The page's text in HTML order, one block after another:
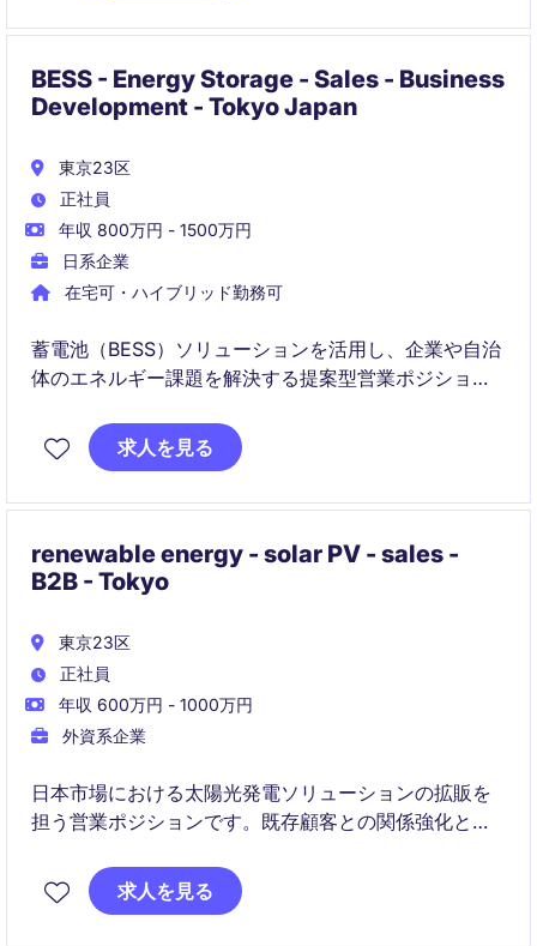
BESS - Energy Storage - Sales - Business
Development - Tokyo Japan
東京23区
正社員
年収 800万円 - 1500万円
日系企業
在宅可・ハイブリッド勤務可
蓄電池（BESS）ソリューションを活用し、企業や自治
体のエネルギー課題を解決する提案型営業ポジション
拡大の中心メンバーとして活躍いただきます。
求人を見る
renewable energy - solar PV - sales -
B2B - Tokyo
東京23区
正社員
年収 600万円 - 1000万円
外資系企業
日本市場における太陽光発電ソリューションの拡販を
担う営業ポジションです。既存顧客との関係強化と新
求人を見る